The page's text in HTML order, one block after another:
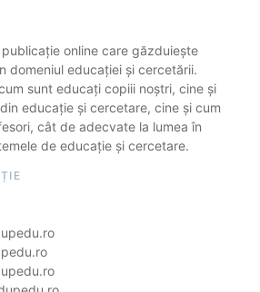
online care găzduiește
domeniul educației și cercetării.
sunt educați copiii noștri, cine și
educație și cercetare, cine și cum
cât de adecvate la lumea în
de educație și cercetare.